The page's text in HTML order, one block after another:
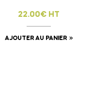
22.00€ HT
AJOUTER AU PANIER